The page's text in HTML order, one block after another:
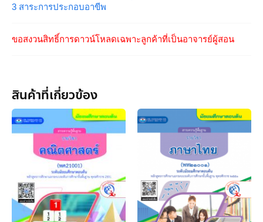
3 สาระการประกอบอาขีพ
ขอสงวนสิทธิ์การดาวน์โหลดเฉพาะลูกค้าที่เป็นอาจารย์ผู้สอน
สินค้าที่เกี่ยวข้อง